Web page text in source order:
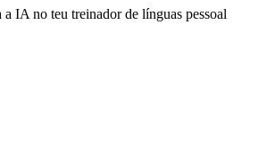
IA no teu treinador de línguas pessoal